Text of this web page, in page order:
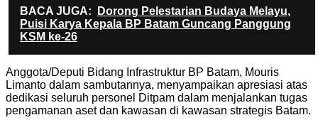
BACA JUGA:
Dorong Pelestarian Budaya Melayu,
Puisi Karya Kepala BP Batam Guncang Panggung
KSM ke-26
Anggota/Deputi Bidang Infrastruktur BP Batam, Mouris
Limanto dalam sambutannya, menyampaikan apresiasi atas
dedikasi seluruh personel Ditpam dalam menjalankan tugas
pengamanan aset dan kawasan di kawasan strategis Batam.